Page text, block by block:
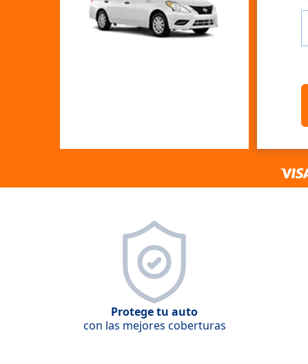
Protege tu auto
con las mejores coberturas